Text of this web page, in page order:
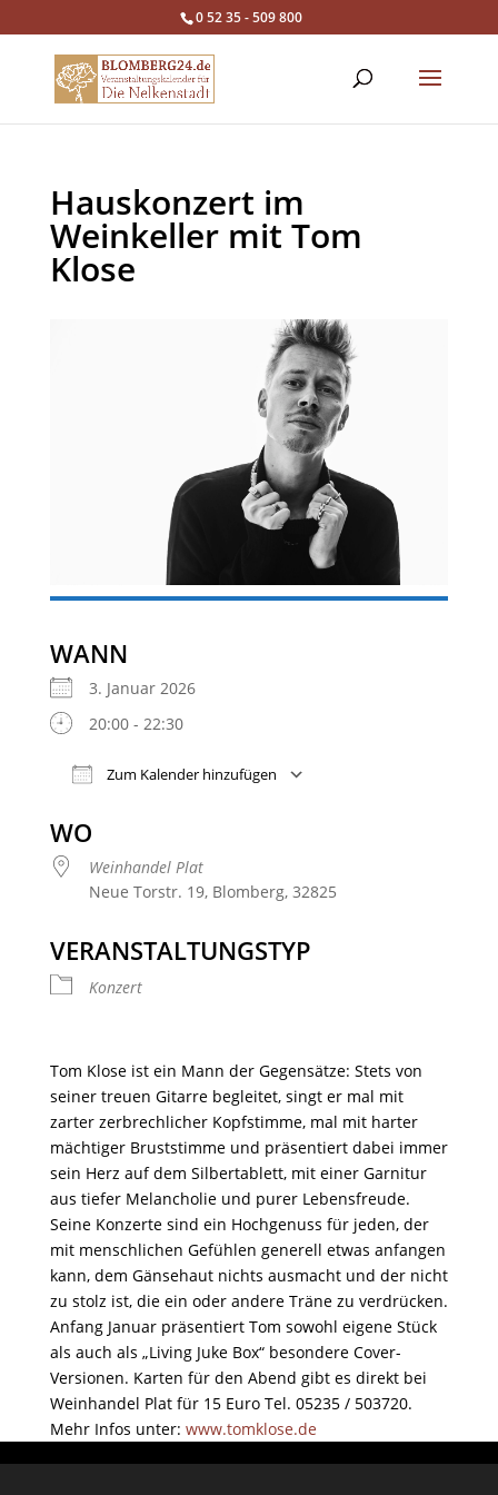
0 52 35 - 509 800
Hauskonzert im
Weinkeller mit Tom
Klose
WANN
3. Januar 2026
20:00 - 22:30
Zum Kalender hinzufügen
WO
Weinhandel Plat
Neue Torstr. 19, Blomberg, 32825
VERANSTALTUNGSTYP
Konzert
Tom Klose ist ein Mann der Gegensätze: Stets von
seiner treuen Gitarre begleitet, singt er mal mit
zarter zerbrechlicher Kopfstimme, mal mit harter
mächtiger Bruststimme und präsentiert dabei immer
sein Herz auf dem Silbertablett, mit einer Garnitur
aus tiefer Melancholie und purer Lebensfreude.
Seine Konzerte sind ein Hochgenuss für jeden, der
mit menschlichen Gefühlen generell etwas anfangen
kann, dem Gänsehaut nichts ausmacht und der nicht
zu stolz ist, die ein oder andere Träne zu verdrücken.
Anfang Januar präsentiert Tom sowohl eigene Stück
als auch als „Living Juke Box“ besondere Cover-
Versionen. Karten für den Abend gibt es direkt bei
Weinhandel Plat für 15 Euro Tel. 05235 / 503720.
Mehr Infos unter: www.tomklose.de